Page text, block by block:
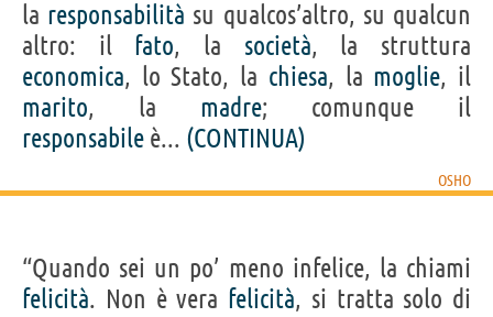
la responsabilità su qualcos’altro, su qualcun
altro: il fato, la società, la struttura
economica, lo Stato, la chiesa, la moglie, il
marito, la madre; comunque il
responsabile è... (CONTINUA)
OSHO
“Quando sei un po’ meno infelice, la chiami
felicità. Non è vera felicità, si tratta solo di